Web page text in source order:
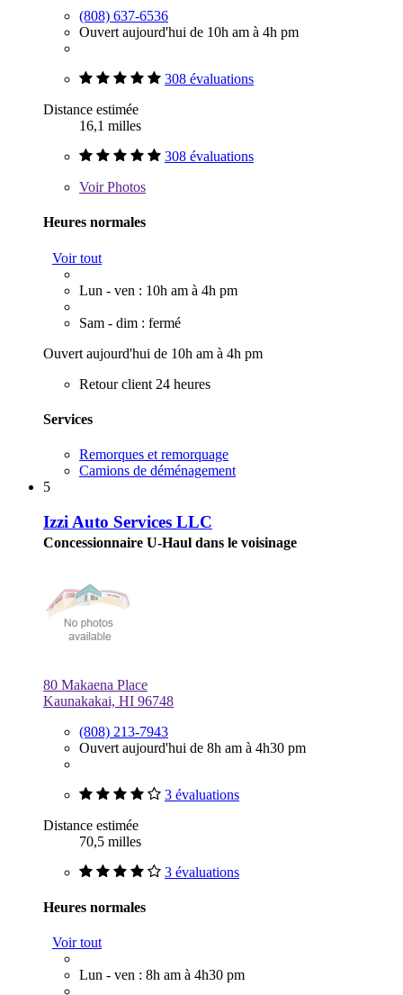
(808) 637-6536
Ouvert aujourd'hui de 10h am à 4h pm
308 évaluations
Distance estimée
16,1 milles
308 évaluations
VoirPhotos
Heures normales
Voir tout
Lun - ven : 10h am à 4h pm
Sam - dim : fermé
Ouvert aujourd'hui de 10h am à 4h pm
Retour client 24 heures
Services
Remorques et remorquage
Camions de déménagement
5
Izzi Auto Services LLC
Concessionnaire U-Haul dans le voisinage
80 Makaena Place
Kaunakakai, HI 96748
(808) 213-7943
Ouvert aujourd'hui de 8h am à 4h30 pm
3 évaluations
Distance estimée
70,5 milles
3 évaluations
Heures normales
Voir tout
Lun - ven : 8h am à 4h30 pm